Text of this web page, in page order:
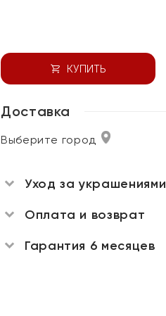
КУПИТЬ
Доставка
Выберите город
Уход за украшениями
Оплата и возврат
Гарантия 6 месяцев